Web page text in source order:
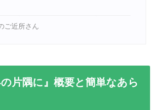
ご近所さん
の片隅に』概要と簡単なあら